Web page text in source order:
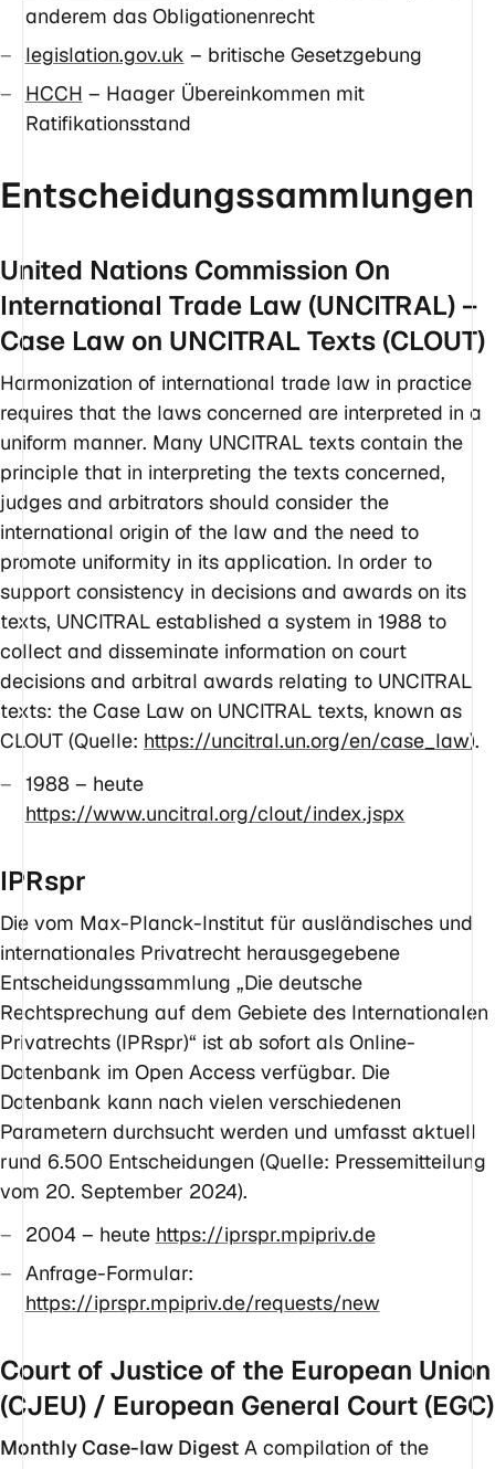
anderem das Obligationenrecht
legislation.gov.uk – britische Gesetzgebung
HCCH – Haager Übereinkommen mit
Ratifikationsstand
Entscheidungssammlungen
United Nations Commission On
International Trade Law (UNCITRAL) –
Case Law on UNCITRAL Texts (CLOUT)
Harmonization of international trade law in practice
requires that the laws concerned are interpreted in a
uniform manner. Many UNCITRAL texts contain the
principle that in interpreting the texts concerned,
judges and arbitrators should consider the
international origin of the law and the need to
promote uniformity in its application. In order to
support consistency in decisions and awards on its
texts, UNCITRAL established a system in 1988 to
collect and disseminate information on court
decisions and arbitral awards relating to UNCITRAL
texts: the Case Law on UNCITRAL texts, known as
CLOUT (Quelle: https://uncitral.un.org/en/case_law).
1988 – heute
https://www.uncitral.org/clout/index.jspx
IPRspr
Die vom Max-Planck-Institut für ausländisches und
internationales Privatrecht herausgegebene
Entscheidungssammlung „Die deutsche
Rechtsprechung auf dem Gebiete des Internationalen
Privatrechts (IPRspr)“ ist ab sofort als Online-
Datenbank im Open Access verfügbar. Die
Datenbank kann nach vielen verschiedenen
Parametern durchsucht werden und umfasst aktuell
rund 6.500 Entscheidungen (Quelle: Pressemitteilung
vom 20. September 2024).
2004 – heute https://iprspr.mpipriv.de
Anfrage-Formular:
https://iprspr.mpipriv.de/requests/new
Court of Justice of the European Union
(CJEU) / European General Court (EGC)
Monthly Case-law Digest A compilation of the